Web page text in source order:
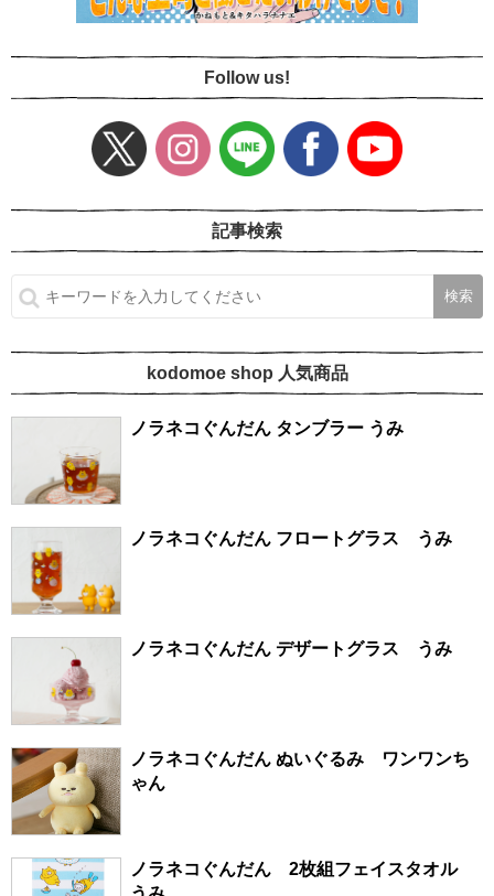
Follow us!
記事検索
kodomoe shop 人気商品
ノラネコぐんだん タンブラー うみ
ノラネコぐんだん フロートグラス うみ
ノラネコぐんだん デザートグラス うみ
ノラネコぐんだん ぬいぐるみ ワンワンち
ゃん
ノラネコぐんだん 2枚組フェイスタオル